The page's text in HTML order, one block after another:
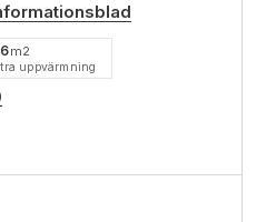
m2
uppvärmning